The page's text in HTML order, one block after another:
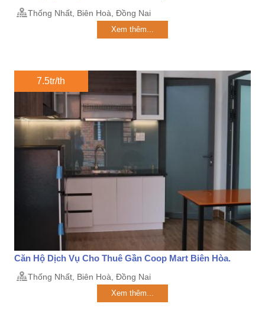
Thống Nhất, Biên Hoà, Đồng Nai
Xem thêm...
7.5tr/th
Căn Hộ Dịch Vụ Cho Thuê Gần Coop Mart Biên Hòa.
Thống Nhất, Biên Hoà, Đồng Nai
Xem thêm...